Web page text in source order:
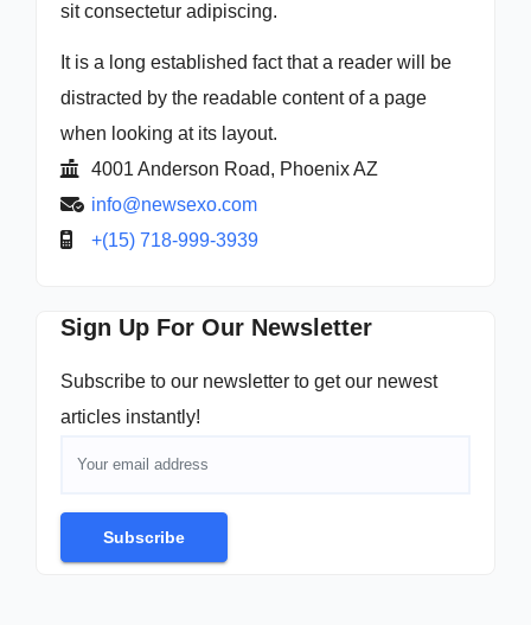
sit consectetur adipiscing.
It is a long established fact that a reader will be
distracted by the readable content of a page
when looking at its layout.
4001 Anderson Road, Phoenix AZ
info@newsexo.com
+(15) 718-999-3939
Sign Up For Our Newsletter
Subscribe to our newsletter to get our newest
articles instantly!
Subscribe